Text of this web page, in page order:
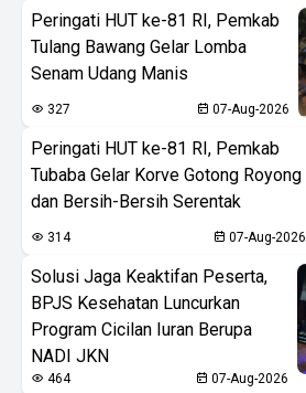
Peringati HUT ke-81 RI, Pemkab
Tulang Bawang Gelar Lomba
Senam Udang Manis
327 07-Aug-2026
Peringati HUT ke-81 RI, Pemkab
Tubaba Gelar Korve Gotong Royong
dan Bersih-Bersih Serentak
314 07-Aug-2026
Solusi Jaga Keaktifan Peserta,
BPJS Kesehatan Luncurkan
Program Cicilan Iuran Berupa
NADI JKN
464 07-Aug-2026